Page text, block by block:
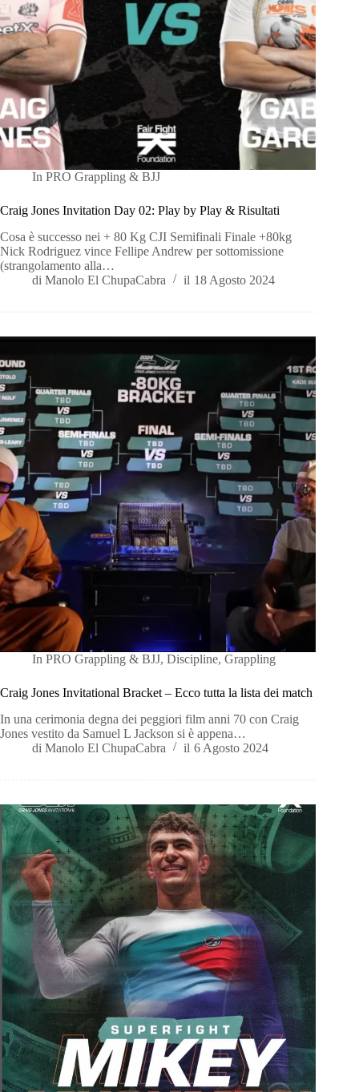
In PRO Grappling & BJJ
Craig Jones Invitation Day 02: Play by Play & Risultati
Cosa è successo nei + 80 Kg CJI Semifinali Finale +80kg
Nick Rodriguez vince Fellipe Andrew per sottomissione
(strangolamento alla…
di Manolo El ChupaCabra il 18 Agosto 2024
In PRO Grappling & BJJ,Discipline,Grappling
Craig Jones Invitational Bracket – Ecco tutta la lista dei match
In una cerimonia degna dei peggiori film anni 70 con Craig
Jones vestito da Samuel L Jackson si è appena…
di Manolo El ChupaCabra il 6 Agosto 2024